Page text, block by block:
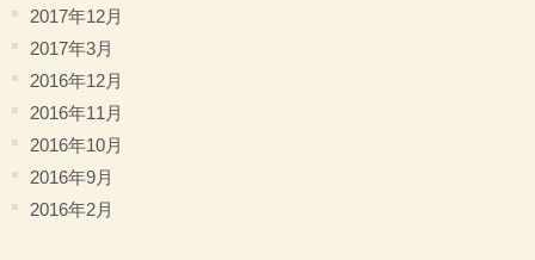
2017年12月
2017年3月
2016年12月
2016年11月
2016年10月
2016年9月
2016年2月